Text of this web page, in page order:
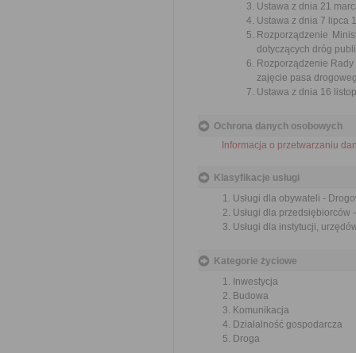
Ustawa z dnia 21
Ustawa z dnia 7 lipca
Rozporządzenie
dotyczących dróg
Rozporządzenie
zajęcie pasa
Ustawa z dnia 16
Ochrona danych osobowych
Informacja o przetwarzaniu
Klasyfikacje usługi
Usługi dla obywateli -
Usługi dla
Usługi dla instytucji,
Kategorie życiowe
Inwestycja
Budowa
Komunikacja
Działalność gospodarcza
Droga